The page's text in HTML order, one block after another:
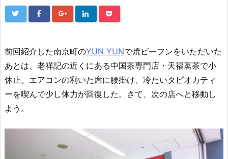
前回紹介した南京町のYUN YUNで焼ビーフンをいただいた
あとは、老祥記の近くにある中国茶専門店・天福茗茶で小
休止。エアコンの利いた席に腰掛け、冷たいタピオカティ
ーを喫んで少し体力が回復した。さて、次の店へと移動し
よう。